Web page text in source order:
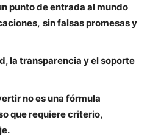
punto de entrada al mundo
sin falsas promesas y
la transparencia y el soporte
no es una fórmula
que requiere criterio,